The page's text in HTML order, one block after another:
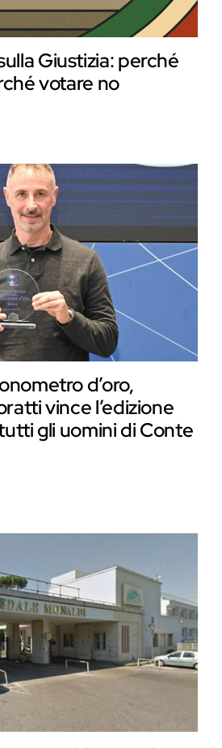
Giustizia: perché
votare no
d’oro,
vince l’edizione
gli uomini di Conte